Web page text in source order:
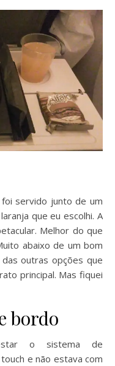
servido junto de um
que eu escolhi. A
Melhor do que
abaixo de um bom
outras opções que
principal. Mas fiquei
bordo
o sistema de
e não estava com